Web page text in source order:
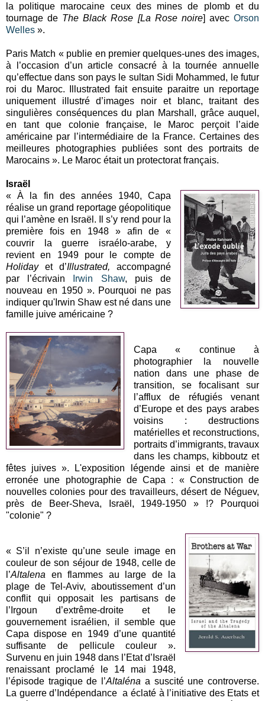
la politique marocaine ceux des mines de plomb et du
tournage de The Black Rose [La Rose noire] avecOrson
Welles ».
Paris Match « publie en premier quelques-unes des images,
à l’occasion d’un article consacré à la tournée annuelle
qu’effectue dans son pays le sultan Sidi Mohammed, le futur
roi du Maroc. Illustrated fait ensuite paraitre un reportage
uniquement illustré d’images noir et blanc, traitant des
singulières conséquences du plan Marshall, grâce auquel,
en tant que colonie française, le Maroc perçoit l’aide
américaine par l’intermédiaire de la France. Certaines des
meilleures photographies publiées sont des portraits de
Marocains ». Le Maroc était un protectorat français.
Israël
« À la fin des années 1940, Capa
réalise un grand reportage géopolitique
qui l’amène en Israël. Il s’y rend pour la
première fois en 1948 » afin de «
couvrir la guerre israélo-arabe, y
revient en 1949 pour le compte de
Holidayet d’Illustrated, accompagné
par l’écrivain
Irwin Shaw, puis de
nouveau en 1950 ». Pourquoi ne pas
indiquer qu'Irwin Shaw est né dans une
famille juive américaine ?
Capa « continue à
photographier la nouvelle
nation dans une phase de
transition, se focalisant sur
l’afflux de réfugiés venant
d’Europe et des pays arabes
voisins : destructions
matérielles et reconstructions,
portraits d’immigrants, travaux
dans les champs, kibboutz et
fêtes juives ». L'exposition légende ainsi et de manière
erronée une photographie de Capa : « Construction de
nouvelles colonies pour des travailleurs, désert de Néguev,
près de Beer-Sheva, Israël, 1949-1950
» !? Pourquoi
"colonie" ?
« S’il n’existe qu’une seule image en
couleur de son séjour de 1948, celle de
l’Altalena en flammes au large de la
plage de Tel-Aviv, aboutissement d’un
conflit qui opposait les partisans de
l’Irgoun d’extrême-droite et le
gouvernement israélien, il semble que
Capa dispose en 1949 d’une quantité
suffisante de pellicule couleur ».
Survenu en juin 1948 dans l’Etat d’Israël
renaissant proclamé le 14 mai 1948,
l’épisode tragique de l’Altaléna a suscité une controverse.
La guerre d’Indépendance a éclaté à l’initiative des Etats et